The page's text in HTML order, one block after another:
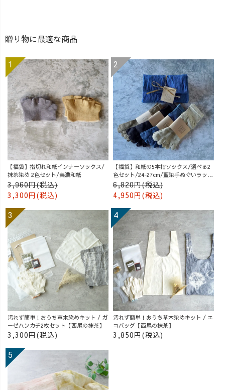
贈り物に最適な商品
【福袋】指切れ和紙インナーソックス/
抹茶染め 2色セット/美濃和紙
3,960円(税込)
3,300円(税込)
【福袋】和紙の5本指ソックス/選べる2
色セット/24-27cm/藍染手ぬぐいラッピ
ング付
6,820円(税込)
4,950円(税込)
汚れず簡単！おうち草木染めキット / ガ
ーゼハンカチ2枚セット【西尾の抹茶】
3,300円(税込)
汚れず簡単！おうち草木染めキット / エ
コバッグ【西尾の抹茶】
3,850円(税込)